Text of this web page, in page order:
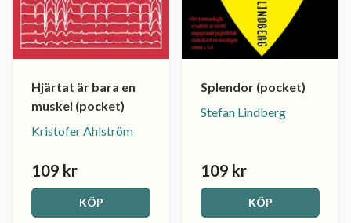
Hjärtat är bara en
muskel (pocket)
Kristofer Ahlström
109 kr
KÖP
Splendor (pocket)
Stefan Lindberg
109 kr
KÖP